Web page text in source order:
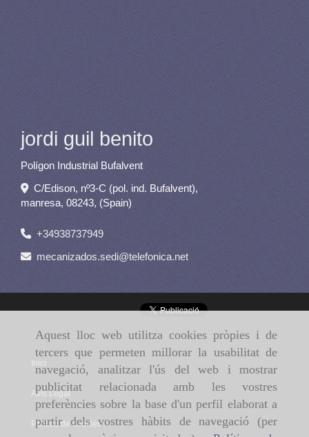
Aquest lloc web utilitza cookies pròpies i de
tercers que permeten millorar la usabilitat de
navegació, analitzar l'ús del web i mostrar
publicitat relacionada amb les vostres
preferències sobre la base d'un perfil elaborat a
partir dels vostres hàbits de navegació (per
jordi guil benito
Polígon Industrial Bufalvent
C/Edison, nº3-C (pol. ind. Bufalvent),
manresa, 08243, (Spain)
+34938737949
mecanizados.sedi
telefonica.net
Inici
Avís Legal
Política de cookies